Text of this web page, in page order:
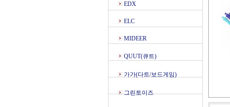
EDX
ELC
MIDEER
QUUT(큐트)
가가(다트/보드게임)
그린토이즈